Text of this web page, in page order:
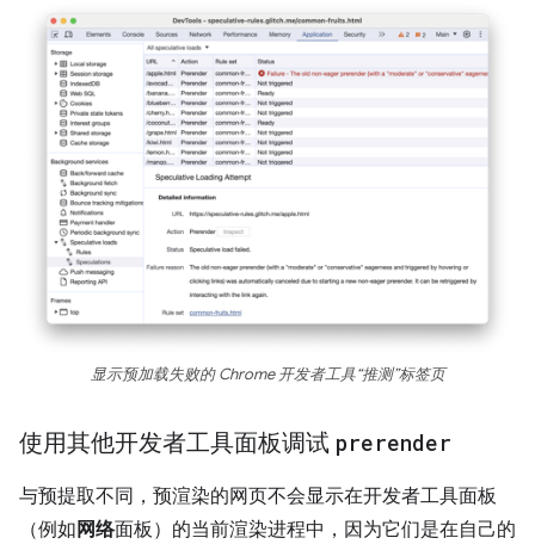
显示预加载失败的 Chrome 开发者工具“推测”标签页
使用其他开发者工具面板调试 prerender
与预提取不同，预渲染的网页不会显示在开发者工具面板
（例如 网络面板）的当前渲染进程中，因为它们是在自己的